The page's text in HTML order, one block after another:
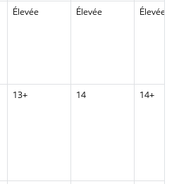
Élevée Élevée Élevée
13+ 14 14+